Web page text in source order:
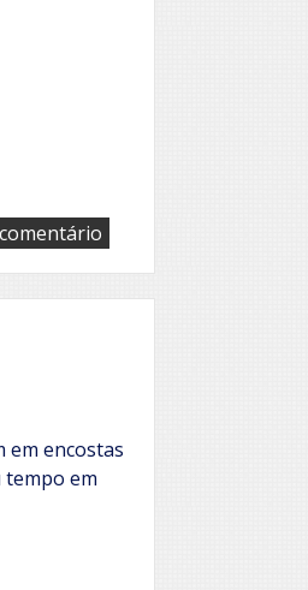
Maturidade
no
amor
em encostas
tempo em